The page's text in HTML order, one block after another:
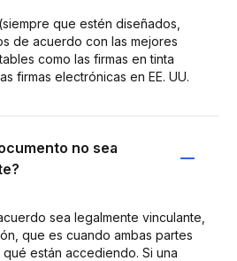
que estén diseñados,
de acuerdo con las mejores
como las firmas en tinta
firmas electrónicas en EE. UU.
no sea
sea legalmente vinculante,
que es cuando ambas partes
están accediendo. Si una